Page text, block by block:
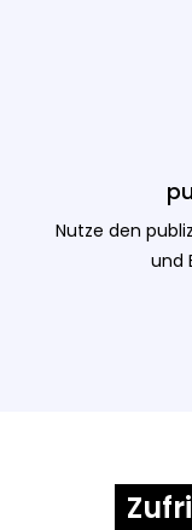
Nutze den
und